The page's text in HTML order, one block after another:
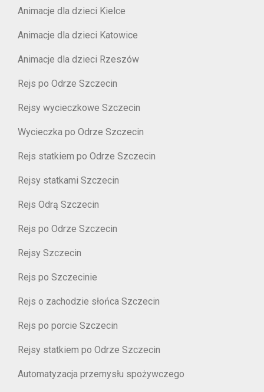
Animacje dla dzieci Kielce
Animacje dla dzieci Katowice
Animacje dla dzieci Rzeszów
Rejs po Odrze Szczecin
Rejsy wycieczkowe Szczecin
Wycieczka po Odrze Szczecin
Rejs statkiem po Odrze Szczecin
Rejsy statkami Szczecin
Rejs Odrą Szczecin
Rejs po Odrze Szczecin
Rejsy Szczecin
Rejs po Szczecinie
Rejs o zachodzie słońca Szczecin
Rejs po porcie Szczecin
Rejsy statkiem po Odrze Szczecin
Automatyzacja przemysłu spożywczego